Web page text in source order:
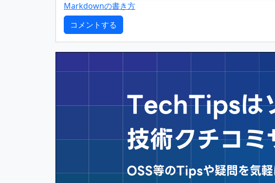
Markdownの書き方
TechTipsは
技術クチコ
OSS等のTipsや疑問を気